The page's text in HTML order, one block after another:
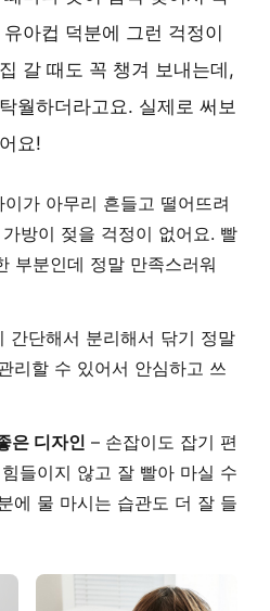
아컵 덕분에 그런 걱정이
갈 때도 꼭 챙겨 보내는데,
월하더라고요. 실제로 써보
요!
이가 아무리 흔들고 떨어뜨려
방이 젖을 걱정이 없어요. 빨
부분인데 정말 만족스러워
간단해서 분리해서 닦기 정말
리할 수 있어서 안심하고 쓰
은 디자인 – 손잡이도 잡기 편
들이지 않고 잘 빨아 마실 수
에 물 마시는 습관도 더 잘 들